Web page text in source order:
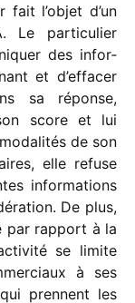
fait l’objet d’un
Le parti­cu­lier
des infor­
et d’effacer
sa réponse,
score et lui
de son
elle refuse
infor­ma­tions
De plus,
par rapport à la
se limite
à ses
prennent les